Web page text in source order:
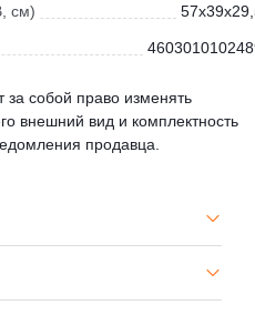
см)
за собой право изменять
внешний вид и комплектность
продавца.